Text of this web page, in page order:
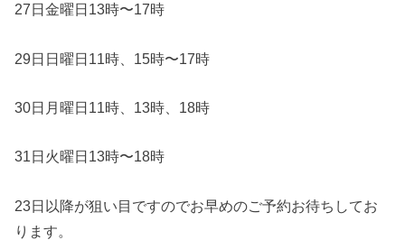
27日金曜日13時〜17時
29日日曜日11時、15時〜17時
30日月曜日11時、13時、18時
31日火曜日13時〜18時
23日以降が狙い目ですのでお早めのご予約お待ちしてお
ります。